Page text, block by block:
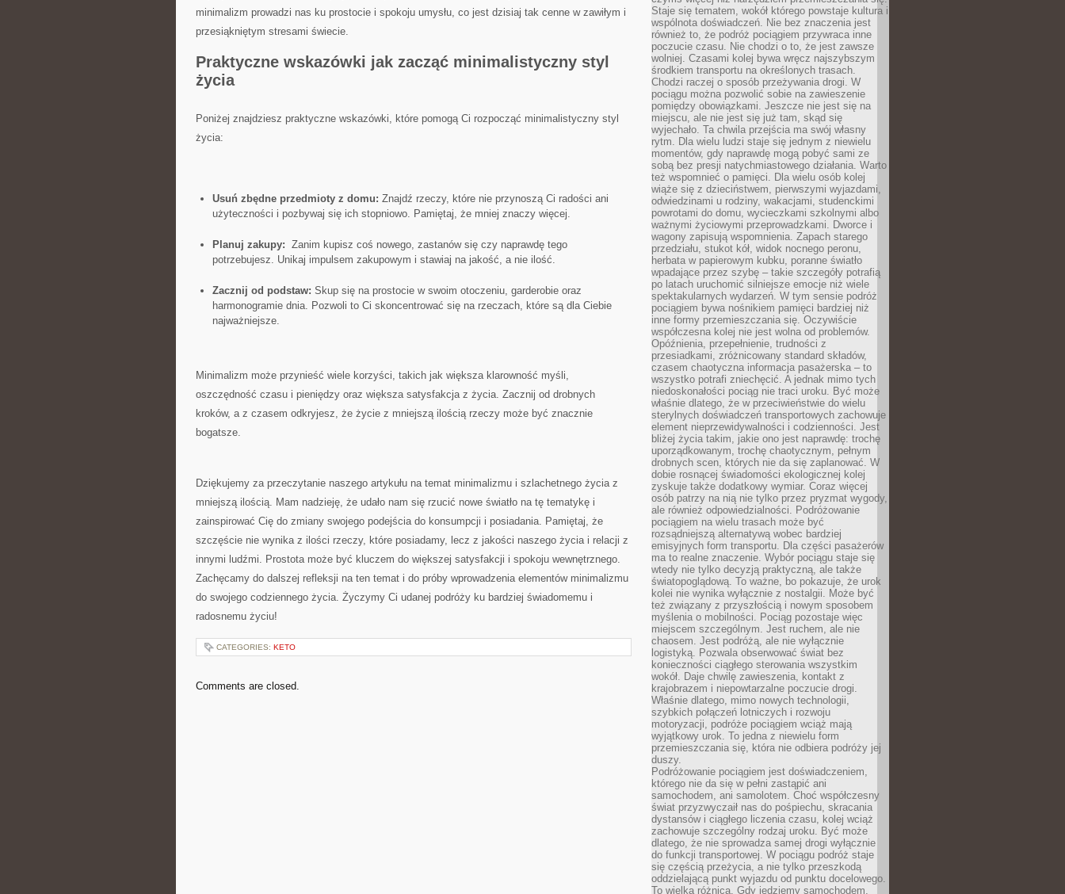
minimalizm ⁢prowadzi ⁣nas ku ‌prostocie i spokoju umysłu, co‍ jest dzisiaj tak cenne w zawiłym i
przesiąkniętym stresami świecie.
Praktyczne wskazówki jak zacząć minimalistyczny styl
życia
Poniżej znajdziesz‍ praktyczne wskazówki, które ⁢pomogą Ci rozpocząć minimalistyczny styl⁤
życia:
Usuń zbędne przedmioty​ z‍ domu: Znajdź ⁢rzeczy, które ⁤nie ‍przynoszą Ci radości ani
użyteczności i pozbywaj‌ się⁢ ich stopniowo. ⁣Pamiętaj, że mniej znaczy więcej.
Planuj zakupy: ⁤ Zanim kupisz‌ coś nowego, zastanów się czy naprawdę tego
‍potrzebujesz. Unikaj impulsem ‍zakupowym i stawiaj na jakość, a ‌nie ilość.
Zacznij od podstaw: Skup się na prostocie w swoim otoczeniu, garderobie oraz
harmonogramie dnia. Pozwoli to Ci skoncentrować ⁢się na rzeczach, które są dla Ciebie
najważniejsze.
Minimalizm może ⁣przynieść wiele korzyści, ​takich jak większa klarowność⁢ myśli,
oszczędność czasu i pieniędzy oraz większa satysfakcja z życia. Zacznij ‍od drobnych
kroków, a z czasem odkryjesz, że życie z mniejszą ⁤ilością ⁢rzeczy ‍może być znacznie
bogatsze.
Dziękujemy za przeczytanie naszego artykułu na⁢ temat minimalizmu i szlachetnego życia z
mniejszą ilością. Mam nadzieję, że‍ udało nam się rzucić nowe światło na tę tematykę i
zainspirować ‍Cię do zmiany swojego podejścia do konsumpcji i posiadania.‍ Pamiętaj, że
‍szczęście nie wynika ​z ilości‍ rzeczy,⁢ które ⁢posiadamy, ‍lecz z jakości naszego życia i relacji ⁣z
innymi ​ludźmi. Prostota może być ​kluczem do większej satysfakcji ⁢i spokoju wewnętrznego.
Zachęcamy do dalszej ⁤refleksji⁣ na ten temat i do próby wprowadzenia elementów minimalizmu
do swojego codziennego życia. ​Życzymy Ci udanej podróży ku bardziej⁢ świadomemu i
radosnemu życiu!
CATEGORIES: KETO
Comments are closed.
Staje się tematem, wokół którego powstaje kultura i
wspólnota doświadczeń. Nie bez znaczenia jest
również to, że podróż pociągiem przywraca inne
poczucie czasu. Nie chodzi o to, że jest zawsze
wolniej. Czasami kolej bywa wręcz najszybszym
środkiem transportu na określonych trasach.
Chodzi raczej o sposób przeżywania drogi. W
pociągu można pozwolić sobie na zawieszenie
pomiędzy obowiązkami. Jeszcze nie jest się na
miejscu, ale nie jest się już tam, skąd się
wyjechało. Ta chwila przejścia ma swój własny
rytm. Dla wielu ludzi staje się jednym z niewielu
momentów, gdy naprawdę mogą pobyć sami ze
sobą bez presji natychmiastowego działania. Warto
też wspomnieć o pamięci. Dla wielu osób kolej
wiąże się z dzieciństwem, pierwszymi wyjazdami,
odwiedzinami u rodziny, wakacjami, studenckimi
powrotami do domu, wycieczkami szkolnymi albo
ważnymi życiowymi przeprowadzkami. Dworce i
wagony zapisują wspomnienia. Zapach starego
przedziału, stukot kół, widok nocnego peronu,
herbata w papierowym kubku, poranne światło
wpadające przez szybę – takie szczegóły potrafią
po latach uruchomić silniejsze emocje niż wiele
spektakularnych wydarzeń. W tym sensie podróż
pociągiem bywa nośnikiem pamięci bardziej niż
inne formy przemieszczania się. Oczywiście
współczesna kolej nie jest wolna od problemów.
Opóźnienia, przepełnienie, trudności z
przesiadkami, zróżnicowany standard składów,
czasem chaotyczna informacja pasażerska – to
wszystko potrafi zniechęcić. A jednak mimo tych
niedoskonałości pociąg nie traci uroku. Być może
właśnie dlatego, że w przeciwieństwie do wielu
sterylnych doświadczeń transportowych zachowuje
element nieprzewidywalności i codzienności. Jest
bliżej życia takim, jakie ono jest naprawdę: trochę
uporządkowanym, trochę chaotycznym, pełnym
drobnych scen, których nie da się zaplanować. W
dobie rosnącej świadomości ekologicznej kolej
zyskuje także dodatkowy wymiar. Coraz więcej
osób patrzy na nią nie tylko przez pryzmat wygody,
ale również odpowiedzialności. Podróżowanie
pociągiem na wielu trasach może być
rozsądniejszą alternatywą wobec bardziej
emisyjnych form transportu. Dla części pasażerów
ma to realne znaczenie. Wybór pociągu staje się
wtedy nie tylko decyzją praktyczną, ale także
światopoglądową. To ważne, bo pokazuje, że urok
kolei nie wynika wyłącznie z nostalgii. Może być
też związany z przyszłością i nowym sposobem
myślenia o mobilności. Pociąg pozostaje więc
miejscem szczególnym. Jest ruchem, ale nie
chaosem. Jest podróżą, ale nie wyłącznie
logistyką. Pozwala obserwować świat bez
konieczności ciągłego sterowania wszystkim
wokół. Daje chwilę zawieszenia, kontakt z
krajobrazem i niepowtarzalne poczucie drogi.
Właśnie dlatego, mimo nowych technologii,
szybkich połączeń lotniczych i rozwoju
motoryzacji, podróże pociągiem wciąż mają
wyjątkowy urok. To jedna z niewielu form
przemieszczania się, która nie odbiera podróży jej
duszy.
Podróżowanie pociągiem jest doświadczeniem,
którego nie da się w pełni zastąpić ani
samochodem, ani samolotem. Choć współczesny
świat przyzwyczaił nas do pośpiechu, skracania
dystansów i ciągłego liczenia czasu, kolej wciąż
zachowuje szczególny rodzaj uroku. Być może
dlatego, że nie sprowadza samej drogi wyłącznie
do funkcji transportowej. W pociągu podróż staje
się częścią przeżycia, a nie tylko przeszkodą
oddzielającą punkt wyjazdu od punktu docelowego.
To wielka różnica. Gdy jedziemy samochodem,